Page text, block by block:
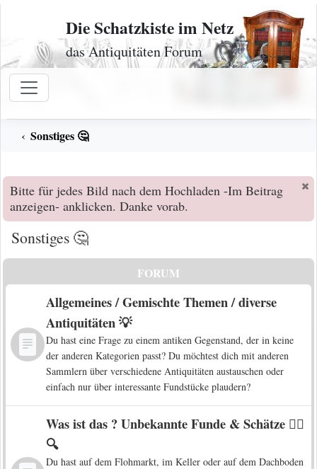
Zum Inhalt
Die Schatzkiste im Netz
das Antiquitäten Forum
Sonstiges 🤔
Bitte für jedes Bild nach dem Hochladen -Im Beitrag
anzeigen- anklicken. Danke vorab.
Sonstiges 🤔
FORUM
Allgemeines / Gemischte Themen / diverse
Antiquitäten 💡
Du hast eine Frage zu einem antiken Gegenstand, der in keine
der anderen Kategorien passt? Du möchtest dich mit anderen
Sammlern über verschiedene Antiquitäten austauschen oder
einfach nur über interessante Fundstücke plaudern?
Was ist das ? Unbekannte Funde & Schätze 🕵️‍♀️
🔍
Du hast auf dem Flohmarkt, im Keller oder auf dem Dachboden